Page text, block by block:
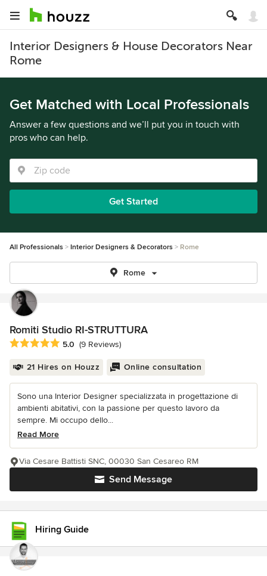
Interior Designers & House Decorators Near
Rome
Get Matched with Local Professionals
Answer a few questions and we’ll put you in touch with
pros who can help.
Get Started
All Professionals Interior Designers & Decorators Rome
Rome
Romiti Studio RI-STRUTTURA
Average rating: 5 out of 5 stars
5.0 (9 Reviews)
21 Hires on Houzz Online consultation
Sono una Interior Designer specializzata in progettazione di
ambienti abitativi, con la passione per questo lavoro da
sempre. Mi occupo dello...
Read More
Send Message
Via Cesare Battisti SNC, 00030 San Cesareo RM
Hiring Guide